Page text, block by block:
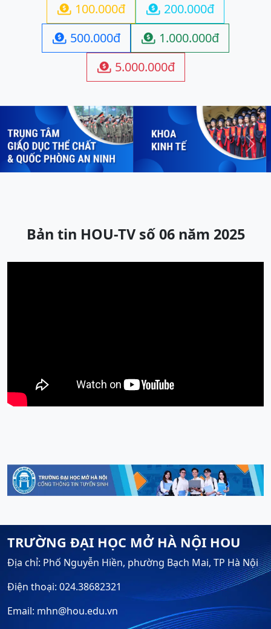
 100.000đ  200.000đ
 500.000đ  1.000.000đ
 5.000.000đ
Previous Next
Bản tin HOU-TV số 06 năm 2025
TRƯỜNG ĐẠI HỌC MỞ HÀ NỘI HOU
Địa chỉ: Phố Nguyễn Hiền, phường Bạch Mai, TP Hà Nội
Điện thoại: 024.38682321
Email: mhn@hou.edu.vn